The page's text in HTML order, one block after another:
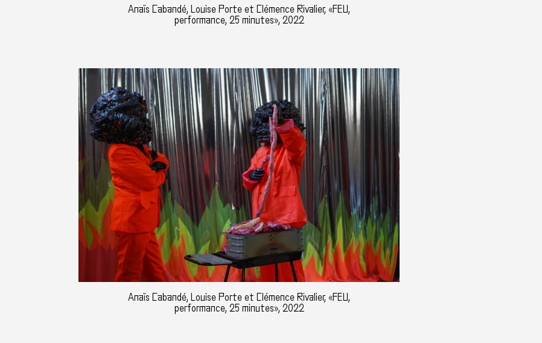
Anaïs Cabandé, Louise Porte et Clémence Rivalier, «FEU,
performance, 25 minutes», 2022
Anaïs Cabandé, Louise Porte et Clémence Rivalier, «FEU,
performance, 25 minutes», 2022